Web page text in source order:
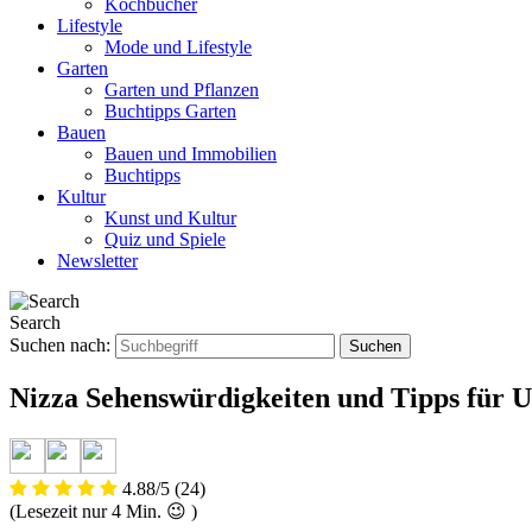
Kochbücher
Lifestyle
Mode und Lifestyle
Garten
Garten und Pflanzen
Buchtipps Garten
Bauen
Bauen und Immobilien
Buchtipps
Kultur
Kunst und Kultur
Quiz und Spiele
Newsletter
Search
Suchen nach:
Nizza Sehenswürdigkeiten und Tipps für
4.88/5 (24)
(Lesezeit nur 4 Min. 😉 )